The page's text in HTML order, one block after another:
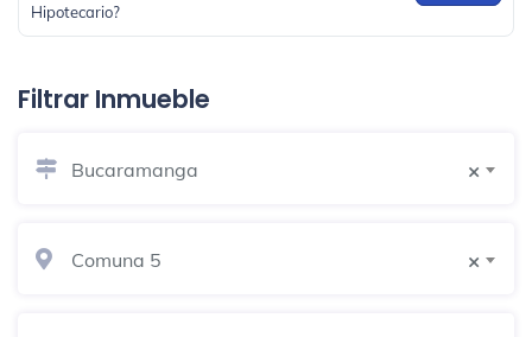
Hipotecario?
Filtrar Inmueble
×
Bucaramanga
×
Comuna 5